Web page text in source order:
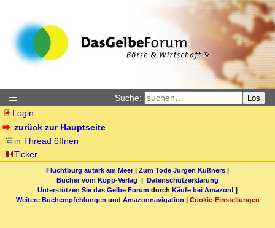
Suche: Los
Login
zurück zur Hauptseite
in Thread öffnen
Ticker
Fluchtburg autark am Meer| Zum Tode Jürgen Küßners |
Bücher vom Kopp-Verlag | Datenschutzerklärung
Unterstützen Sie das Gelbe Forum durch Käufe bei Amazon! |
Weitere Buchempfehlungen und Amazonnavigation | Cookie-Einstellungen